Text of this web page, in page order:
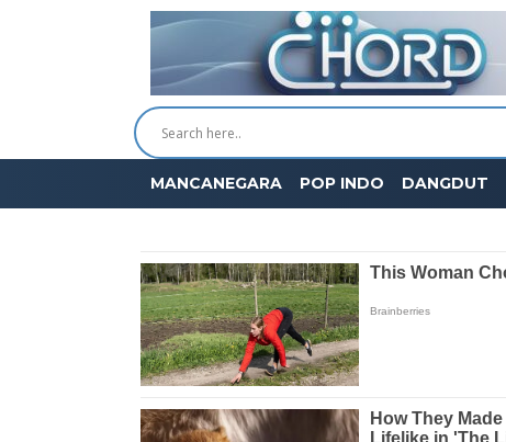
MANCANEGARA POP INDO DANGDUT